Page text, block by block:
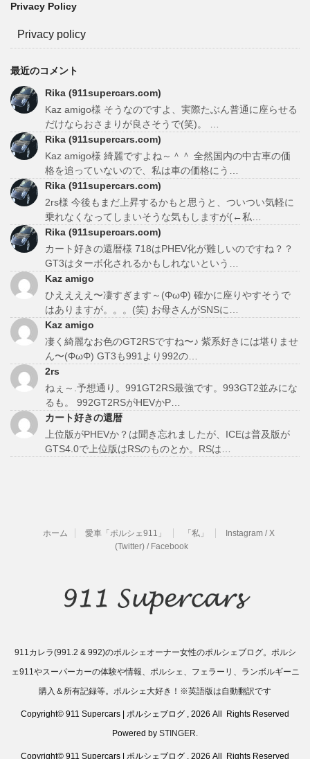
Privacy Policy
Privacy policy
最近のコメント
Rika (911supercars.com)
Kaz amigo様 そうなのですよ、実際たぶん普通に座らせる
だけならおさまりが良さそうで(笑)。 …
Rika (911supercars.com)
Kaz amigo様 綺麗ですよね～＾＾ 全然国内の中古車の価
格を追っていないので、私は車の価格にう…
Rika (911supercars.com)
2rs様 今後もまだ上昇するかもと思うと、ついつい気軽に
乗れなくなってしまいそうな気もしますが(←私…
Rika (911supercars.com)
カート好きの還暦様 718はPHEV化が難しいのですね？？
GT3はターボ化されるかもしれないという…
Kaz amigo
ひええええ〜凄すぎます～(ΦωΦ) 確かに座りやすそうで
はありますが。。。(笑) お母さんがSNSに…
Kaz amigo
凄く綺麗なお色のGT2RSですね〜♪ 紫系好きには堪りませ
ん〜(ΦωΦ) GT3も991より992の…
2rs
ねぇ～.予想通り。991GT2RS最強です。993GT2並みにな
るも。 992GT2RSがHEVかP…
カート好きの還暦
上位版がPHEVか？は聞き忘れましたが、ICEは普及版が
GTS4.0で上位版はRSのものとか。RSは…
ホーム 愛車「ポルシェ911」 「私」
Instagram / X
(Twitter) / Facebook
911カレラ(991.2 & 992)のポルシェオーナー女性のポルシェブログ。ポルシ
ェ911やスーパーカーの体験や情報、ポルシェ、フェラーリ、ランボルギーニ
購入＆所有記録等。ポルシェ大好き！※英語版は自動翻訳です
Copyright© 911 Supercars | ポルシェブログ , 2026 All Rights Reserved
Powered by STINGER
Copyright© 911 Supercars | ポルシェブログ , 2026 All Rights Reserved